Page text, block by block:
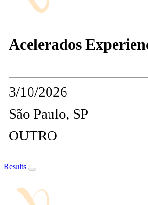
Acelerados
3/10/2026
São Paulo, SP
OUTRO
Results